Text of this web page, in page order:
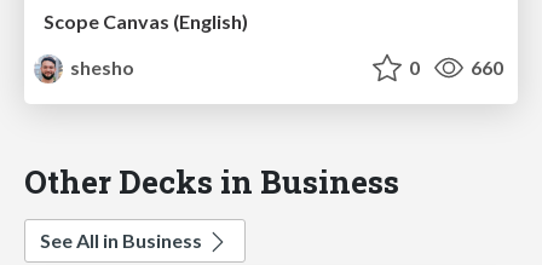
Scope Canvas (English)
shesho
0 660
Other Decks in Business
See All in Business